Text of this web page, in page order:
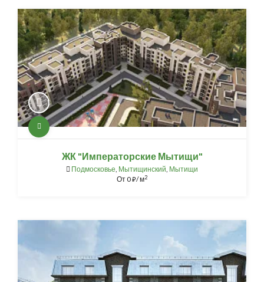
ЖК "Императорские Мытищи"
Подмосковье, Мытищинский, Мытищи
От0⃏/ м2